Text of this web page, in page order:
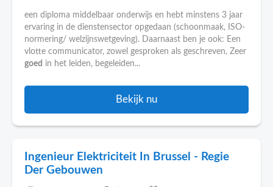
een diploma middelbaar onderwijs en hebt minstens 3 jaar
ervaring in de dienstensector opgedaan (schoonmaak, ISO-
normering/ welzijnswetgeving). Daarnaast ben je ook: Een
vlotte communicator, zowel gesproken als geschreven, Zeer
goed in het leiden, begeleiden...
Bekijk nu
Ingenieur Elektriciteit In Brussel - Regie
Der Gebouwen